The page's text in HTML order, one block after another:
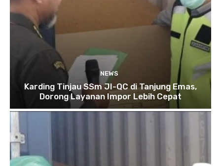
NEWS
Karding Tinjau SSm JI-QC di Tanjung Emas,
Dorong Layanan Impor Lebih Cepat